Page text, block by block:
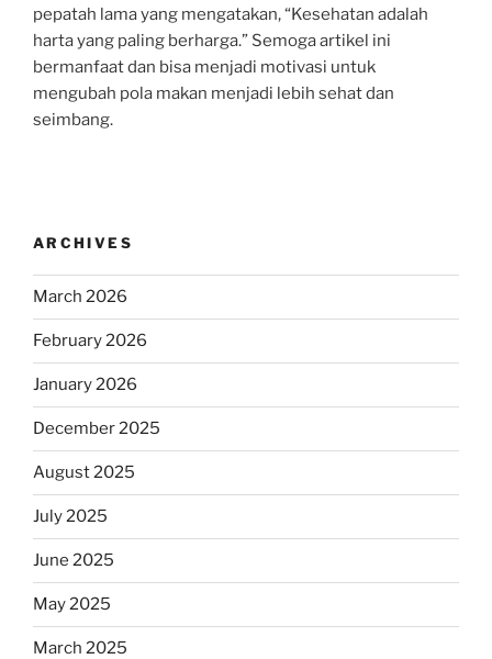
pepatah lama yang mengatakan, “Kesehatan adalah
harta yang paling berharga.” Semoga artikel ini
bermanfaat dan bisa menjadi motivasi untuk
mengubah pola makan menjadi lebih sehat dan
seimbang.
ARCHIVES
March 2026
February 2026
January 2026
December 2025
August 2025
July 2025
June 2025
May 2025
March 2025